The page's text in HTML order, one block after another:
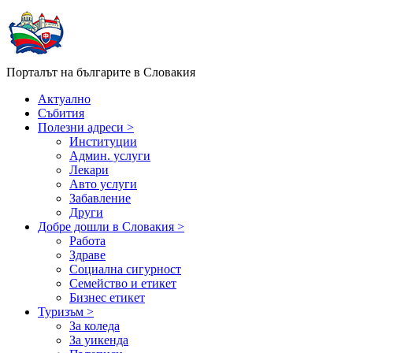
Порталът на българите в Словакия
Актуално
Събития
Полезни адреси >
Институции
Админ. услуги
Лекари
Авто услуги
Забавление
Други
Добре дошли в Словакия >
Работа
Здраве
Социална сигурност
Семейство и етикет
Бизнес етикет
Туризъм >
За коледа
За уикенда